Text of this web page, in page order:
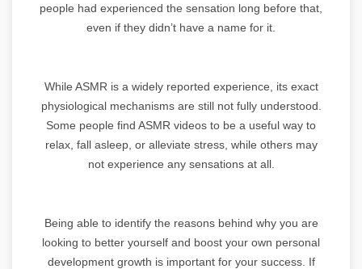
people had experienced the sensation long before that,
even if they didn’t have a name for it.
While ASMR is a widely reported experience, its exact
physiological mechanisms are still not fully understood.
Some people find ASMR videos to be a useful way to
relax, fall asleep, or alleviate stress, while others may
not experience any sensations at all.
Being able to identify the reasons behind why you are
looking to better yourself and boost your own personal
development growth is important for your success. If